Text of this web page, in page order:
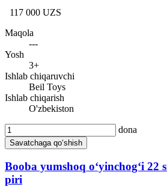
117 000 UZS
Maqola
---
Yosh
3+
Ishlab chiqaruvchi
Beil Toys
Ishlab chiqarish
O'zbekiston
dona
Savatchaga qo‘shish
Booba yumshoq o‘yinchog‘i 22
piri